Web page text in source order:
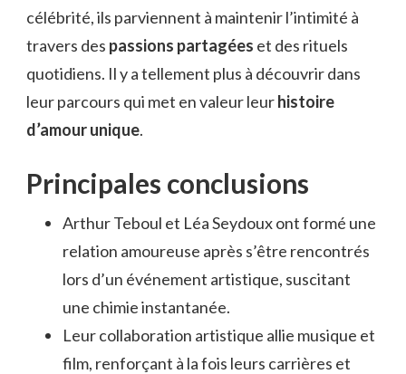
célébrité, ils parviennent à maintenir l’intimité à
travers des passions partagées et des rituels
quotidiens. Il y a tellement plus à découvrir dans
leur parcours qui met en valeur leurhistoire
d’amour unique.
Principales conclusions
Arthur Teboul et Léa Seydoux ont formé une
relation amoureuse après s’être rencontrés
lors d’un événement artistique, suscitant
une chimie instantanée.
Leur collaboration artistique allie musique et
film, renforçant à la fois leurs carrières et